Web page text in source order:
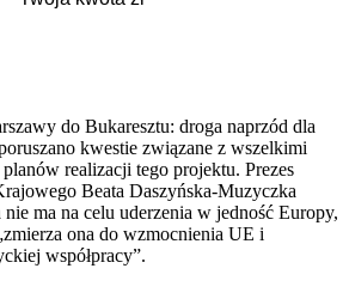
do Bukaresztu: droga naprzód dla
kwestie związane z wszelkimi
realizacji tego projektu. Prezes
Beata Daszyńska-Muzyczka
ma na celu uderzenia w jedność Europy,
ona do wzmocnienia UE i
współpracy”.